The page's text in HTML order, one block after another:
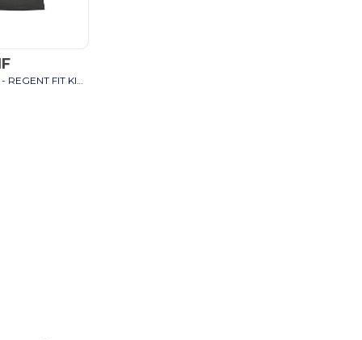
SOL'S 01183 - REGENT FIT KIDS Tee Shirt Enfant Col Rond blanc